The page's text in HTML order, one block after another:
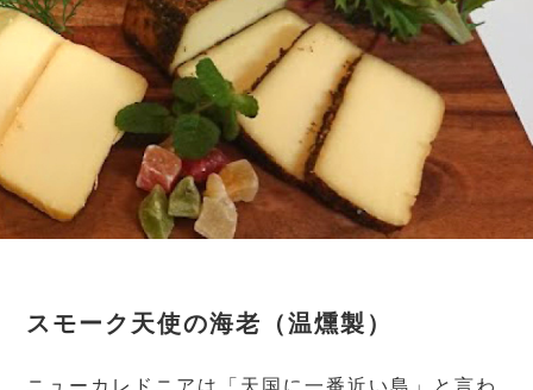
スモーク天使の海老（温燻製）
ニューカレドニアは「天国に一番近い島」と言わ